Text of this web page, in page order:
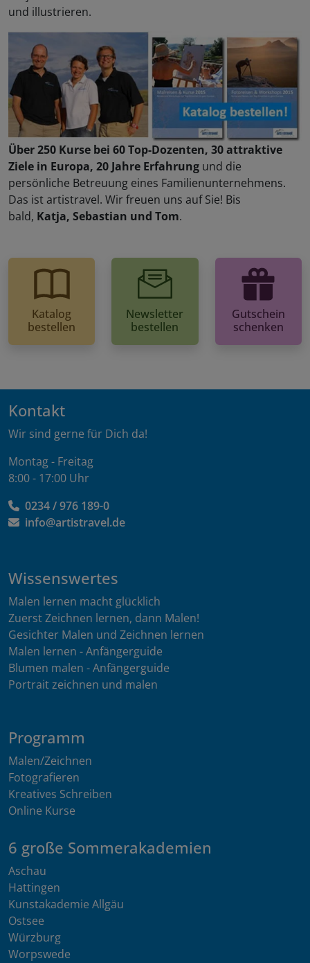
und illustrieren.
Über 250 Kurse bei 60 Top-Dozenten, 30 attraktive
Ziele in Europa, 20 Jahre Erfahrung und die
persönliche Betreuung eines Familienunternehmens.
Das ist artistravel. Wir freuen uns auf Sie! Bis
bald, Katja, Sebastian und Tom.
Katalog
bestellen
Newsletter
bestellen
Gutschein
schenken
Kontakt
Wir sind gerne für Dich da!
Montag - Freitag
8:00 - 17:00 Uhr
0234 / 976 189-0
info@artistravel.de
Wissenswertes
Malen lernen macht glücklich
Zuerst Zeichnen lernen, dann Malen!
Gesichter Malen und Zeichnen lernen
Malen lernen - Anfängerguide
Blumen malen - Anfängerguide
Portrait zeichnen und malen
Programm
Malen/Zeichnen
Fotografieren
Kreatives Schreiben
Online Kurse
6 große Sommerakademien
Aschau
Hattingen
Kunstakademie Allgäu
Ostsee
Würzburg
Worpswede